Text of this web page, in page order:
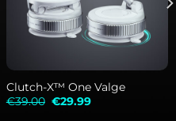
Clutch-X™ One Valge
€39.00 Algne
€29.99Current